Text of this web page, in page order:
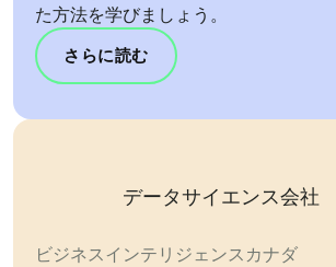
た方法を学びましょう。
さらに読む
データサイエンス会社
ビジネスインテリジェンスカナダ